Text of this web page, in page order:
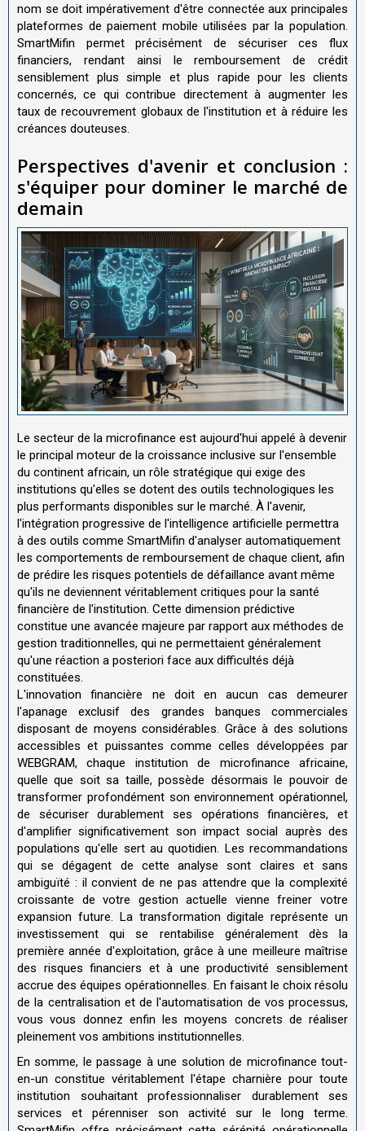
nom se doit impérativement d'être connectée aux principales
plateformes de paiement mobile utilisées par la population.
SmartMifin permet précisément de sécuriser ces flux
financiers, rendant ainsi le remboursement de crédit
sensiblement plus simple et plus rapide pour les clients
concernés, ce qui contribue directement à augmenter les
taux de recouvrement globaux de l'institution et à réduire les
créances douteuses.
Perspectives d'avenir et conclusion :
s'équiper pour dominer le marché de
demain
Le secteur de la microfinance est aujourd'hui appelé à devenir
le principal moteur de la croissance inclusive sur l'ensemble
du continent africain, un rôle stratégique qui exige des
institutions qu'elles se dotent des outils technologiques les
plus performants disponibles sur le marché. À l'avenir,
l'intégration progressive de l'intelligence artificielle permettra
à des outils comme SmartMifin d'analyser automatiquement
les comportements de remboursement de chaque client, afin
de prédire les risques potentiels de défaillance avant même
qu'ils ne deviennent véritablement critiques pour la santé
financière de l'institution. Cette dimension prédictive
constitue une avancée majeure par rapport aux méthodes de
gestion traditionnelles, qui ne permettaient généralement
qu'une réaction a posteriori face aux difficultés déjà
constituées.
L'innovation financière ne doit en aucun cas demeurer
l'apanage exclusif des grandes banques commerciales
disposant de moyens considérables. Grâce à des solutions
accessibles et puissantes comme celles développées par
WEBGRAM, chaque institution de microfinance africaine,
quelle que soit sa taille, possède désormais le pouvoir de
transformer profondément son environnement opérationnel,
de sécuriser durablement ses opérations financières, et
d'amplifier significativement son impact social auprès des
populations qu'elle sert au quotidien. Les recommandations
qui se dégagent de cette analyse sont claires et sans
ambiguïté : il convient de ne pas attendre que la complexité
croissante de votre gestion actuelle vienne freiner votre
expansion future. La transformation digitale représente un
investissement qui se rentabilise généralement dès la
première année d'exploitation, grâce à une meilleure maîtrise
des risques financiers et à une productivité sensiblement
accrue des équipes opérationnelles. En faisant le choix résolu
de la centralisation et de l'automatisation de vos processus,
vous vous donnez enfin les moyens concrets de réaliser
pleinement vos ambitions institutionnelles.
En somme, le passage à une solution de microfinance tout-
en-un constitue véritablement l'étape charnière pour toute
institution souhaitant professionnaliser durablement ses
services et pérenniser son activité sur le long terme.